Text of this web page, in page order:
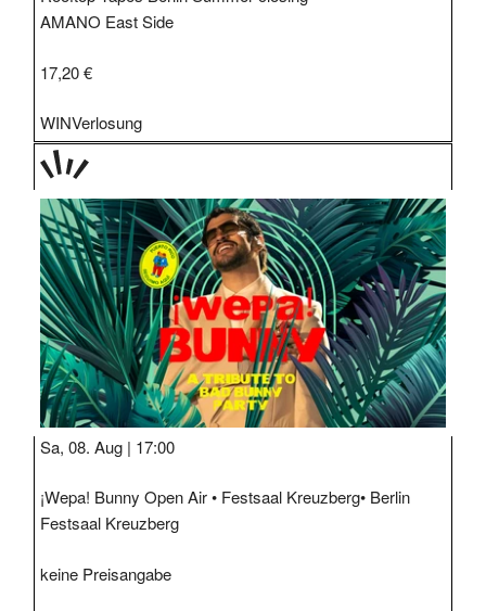
AMANO East Side
17,20 €
WINVerlosung
TAGE
STIPP
Sa, 08. Aug | 17:00
¡Wepa! Bunny Open Air • Festsaal Kreuzberg• Berlin
Festsaal Kreuzberg
keine Preisangabe